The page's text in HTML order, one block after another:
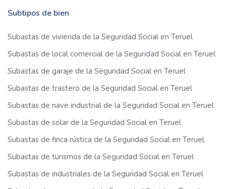
Subtipos de bien
Subastas de vivienda de la Seguridad Social en Teruel
Subastas de local comercial de la Seguridad Social en Teruel
Subastas de garaje de la Seguridad Social en Teruel
Subastas de trastero de la Seguridad Social en Teruel
Subastas de nave industrial de la Seguridad Social en Teruel
Subastas de solar de la Seguridad Social en Teruel
Subastas de finca rústica de la Seguridad Social en Teruel
Subastas de turismos de la Seguridad Social en Teruel
Subastas de industriales de la Seguridad Social en Teruel